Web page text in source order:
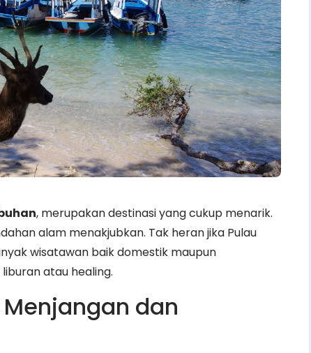
, merupakan destinasi yang cukup menarik.
alam menakjubkan. Tak heran jika Pulau
wisatawan baik domestik maupun
atau healing.
dan